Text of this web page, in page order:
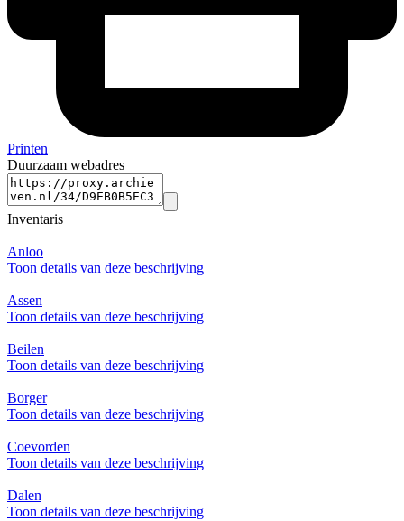
Printen
Duurzaam webadres
Inventaris
Anloo
Toon details van deze beschrijving
Assen
Toon details van deze beschrijving
Beilen
Toon details van deze beschrijving
Borger
Toon details van deze beschrijving
Coevorden
Toon details van deze beschrijving
Dalen
Toon details van deze beschrijving